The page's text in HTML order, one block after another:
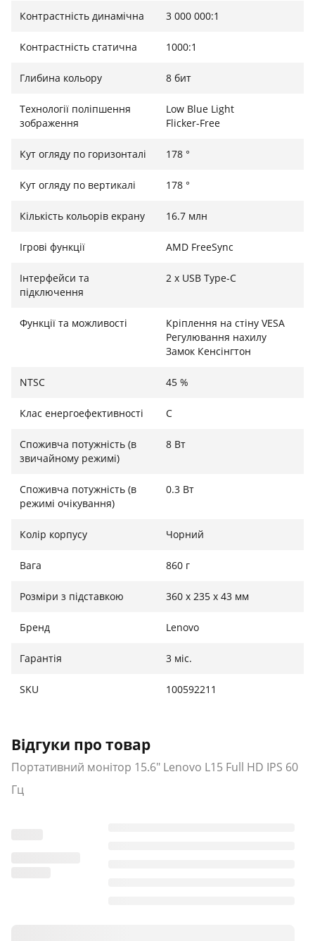
оснащений захисним чохлом, який легко помістити
в сумку.
Контрастність динамічна 3 000 000:1
Контрастність статична 1000:1
Глибина кольору 8 бит
Технології поліпшення
зображення
Low Blue Light
Flicker-Free
Кут огляду по горизонталі 178 °
Кут огляду по вертикалі 178 °
Кількість кольорів екрану 16.7 млн
Ігрові функції AMD FreeSync
Інтерфейси та
підключення
2 x USB Type-C
Функції та можливості
Кріплення на стіну VESA
Регулювання нахилу
Замок Кенсінгтон
NTSC 45 %
Клас енергоефективності C
Споживча потужність (в
звичайному режимі)
8 Вт
Споживча потужність (в
режимі очікування)
0.3 Вт
Колір корпусу Чорний
Вага 860 г
Розміри з підставкою 360 х 235 х 43 мм
Бренд Lenovo
Гарантія 3 міс.
SKU 100592211
Відгуки про товар
Портативний монітор 15.6" Lenovo L15 Full HD IPS 60
Гц